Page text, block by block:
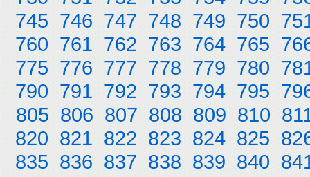
745 746 747 748 749 750
760 761 762 763 764 765
775 776 777 778 779 780
790 791 792 793 794 795
805 806 807 808 809 810
820 821 822 823 824 825
835 836 837 838 839 840